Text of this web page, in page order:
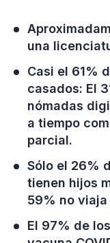
una
Casi el 61%
casados: El
nómadas
a tiempo
parcial.
Sólo el 26%
tienen hijos
59% no
El 97% de